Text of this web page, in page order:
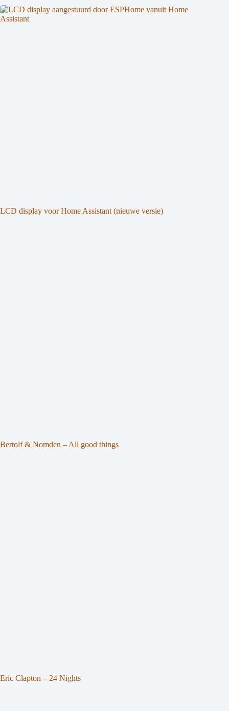
LCD display voor Home Assistant (nieuwe versie)
Bertolf & Nomden – All good things
Eric Clapton – 24 Nights